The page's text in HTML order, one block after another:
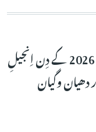
آج مورخہ 6 اگست 2026 کے دِن اِنجیلِ
وگیان